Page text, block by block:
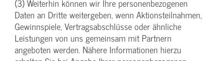
(3) Weiterhin können wir Ihre personenbezogenen
Daten an Dritte weitergeben, wenn Aktionsteilnahmen,
Gewinnspiele, Vertragsabschlüsse oder ähnliche
Leistungen von uns gemeinsam mit Partnern
angeboten werden. Nähere Informationen hierzu